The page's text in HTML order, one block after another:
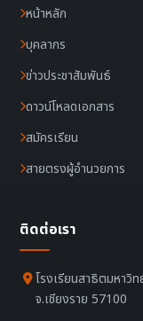
หน้าหลัก
บุคลากร
ข่าวประชาสัมพันธ์
ดาวน์โหลดเอกสาร
สมัครเรียน
สายตรงผู้อำนวยการ
ติดต่อเรา
โรงเรียนสาธิตมหาวิ
จ.เชียงราย 57100